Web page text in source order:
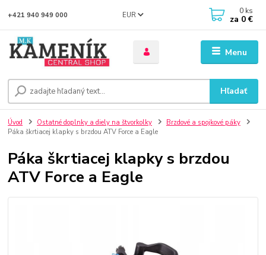
Menu
EUR
Hľadať
+421 940 949 000 0 ks
za 0 €
Úvod Ostatné doplnky a diely na štvorkolky
Brzdové a spojkové páky
Páka škrtiacej klapky s brzdou ATV Force a Eagle
Páka škrtiacej klapky s brzdou
ATV Force a Eagle